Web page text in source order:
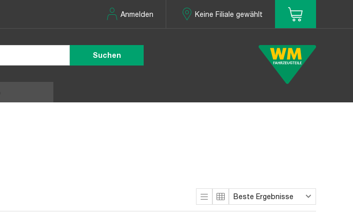
Anmelden Keine Filiale gewählt
Suchen
Sortieren
Beste Ergebnisse